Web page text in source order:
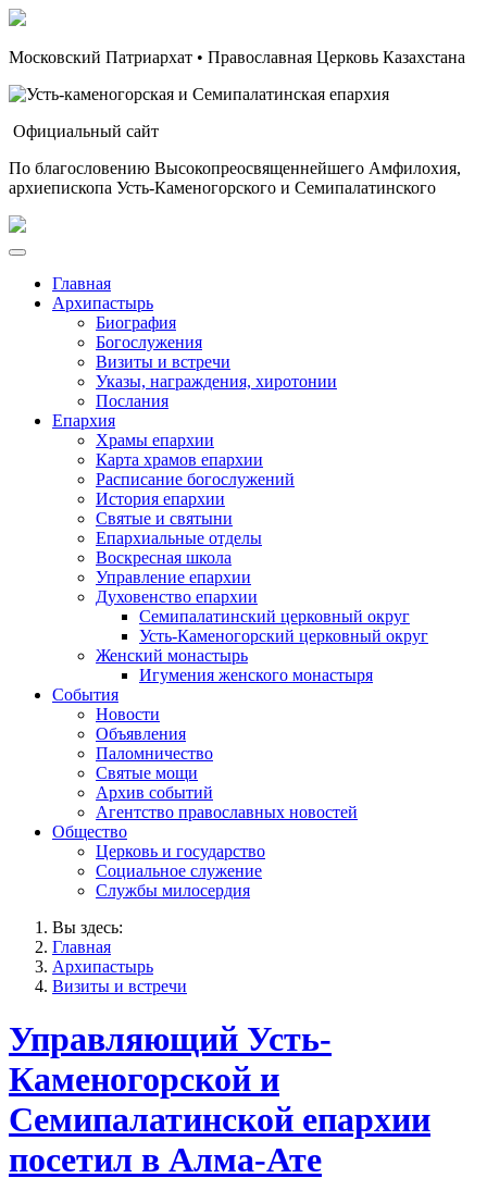
Московский Патриархат • Православная Церковь Казахстана
Официальный сайт
По благословению Высокопреосвященнейшего Амфилохия,
архиепископа Усть-Каменогорского и Семипалатинского
Главная
Архипастырь
Биография
Богослужения
Визиты и встречи
Указы, награждения, хиротонии
Послания
Епархия
Храмы епархии
Карта храмов епархии
Расписание богослужений
История епархии
Святые и святыни
Епархиальные отделы
Воскресная школа
Управление епархии
Духовенство епархии
Семипалатинский церковный округ
Усть-Каменогорский церковный округ
Женский монастырь
Игумения женского монастыря
События
Новости
Объявления
Паломничество
Святые мощи
Архив событий
Агентство православных новостей
Общество
Церковь и государство
Социальное служение
Службы милосердия
Вы здесь:
Главная
Архипастырь
Визиты и встречи
Управляющий Усть-
Каменогорской и
Семипалатинской епархии
посетил в Алма-Ате